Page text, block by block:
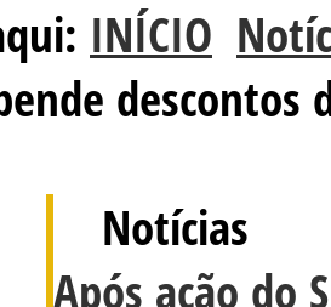
INÍCIO
Notícias
Após ação do